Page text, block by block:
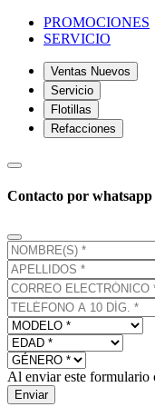
PROMOCIONES
SERVICIO
Ventas Nuevos
Servicio
Flotillas
Refacciones
Contacto por whatsapp
Al enviar este formulario
Enviar